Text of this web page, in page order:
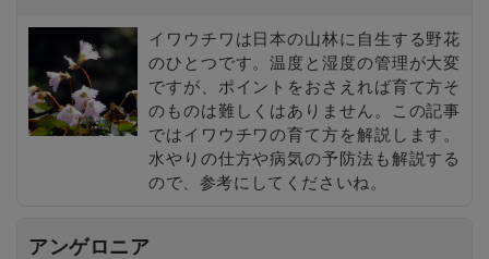
イワウチワは日本の山林に自生する野花
のひとつです。温度と湿度の管理が大変
ですが、ポイントをおさえれば育て方そ
のものは難しくはありません。この記事
ではイワウチワの育て方を解説します。
水やりの仕方や病気の予防法も解説する
ので、参考にしてくださいね。
アンゲロニア